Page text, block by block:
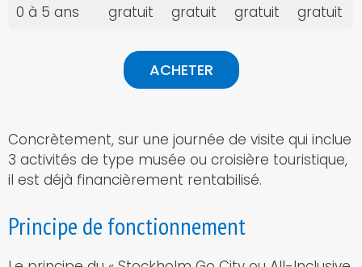
0 à 5 ans
gratuit gratuit gratuit gratuit
ACHETER
Concrètement, sur une journée de visite qui inclue
3 activités de type musée ou croisière touristique,
il est déjà financièrement rentabilisé.
Principe de fonctionnement